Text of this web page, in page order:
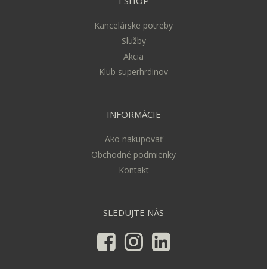
Kancelárske potreby
Služby
Akcia
Klub superhrdinov
INFORMÁCIE
Ako nakupovať
Obchodné podmienky
Kontakt
SLEDUJTE NÁS